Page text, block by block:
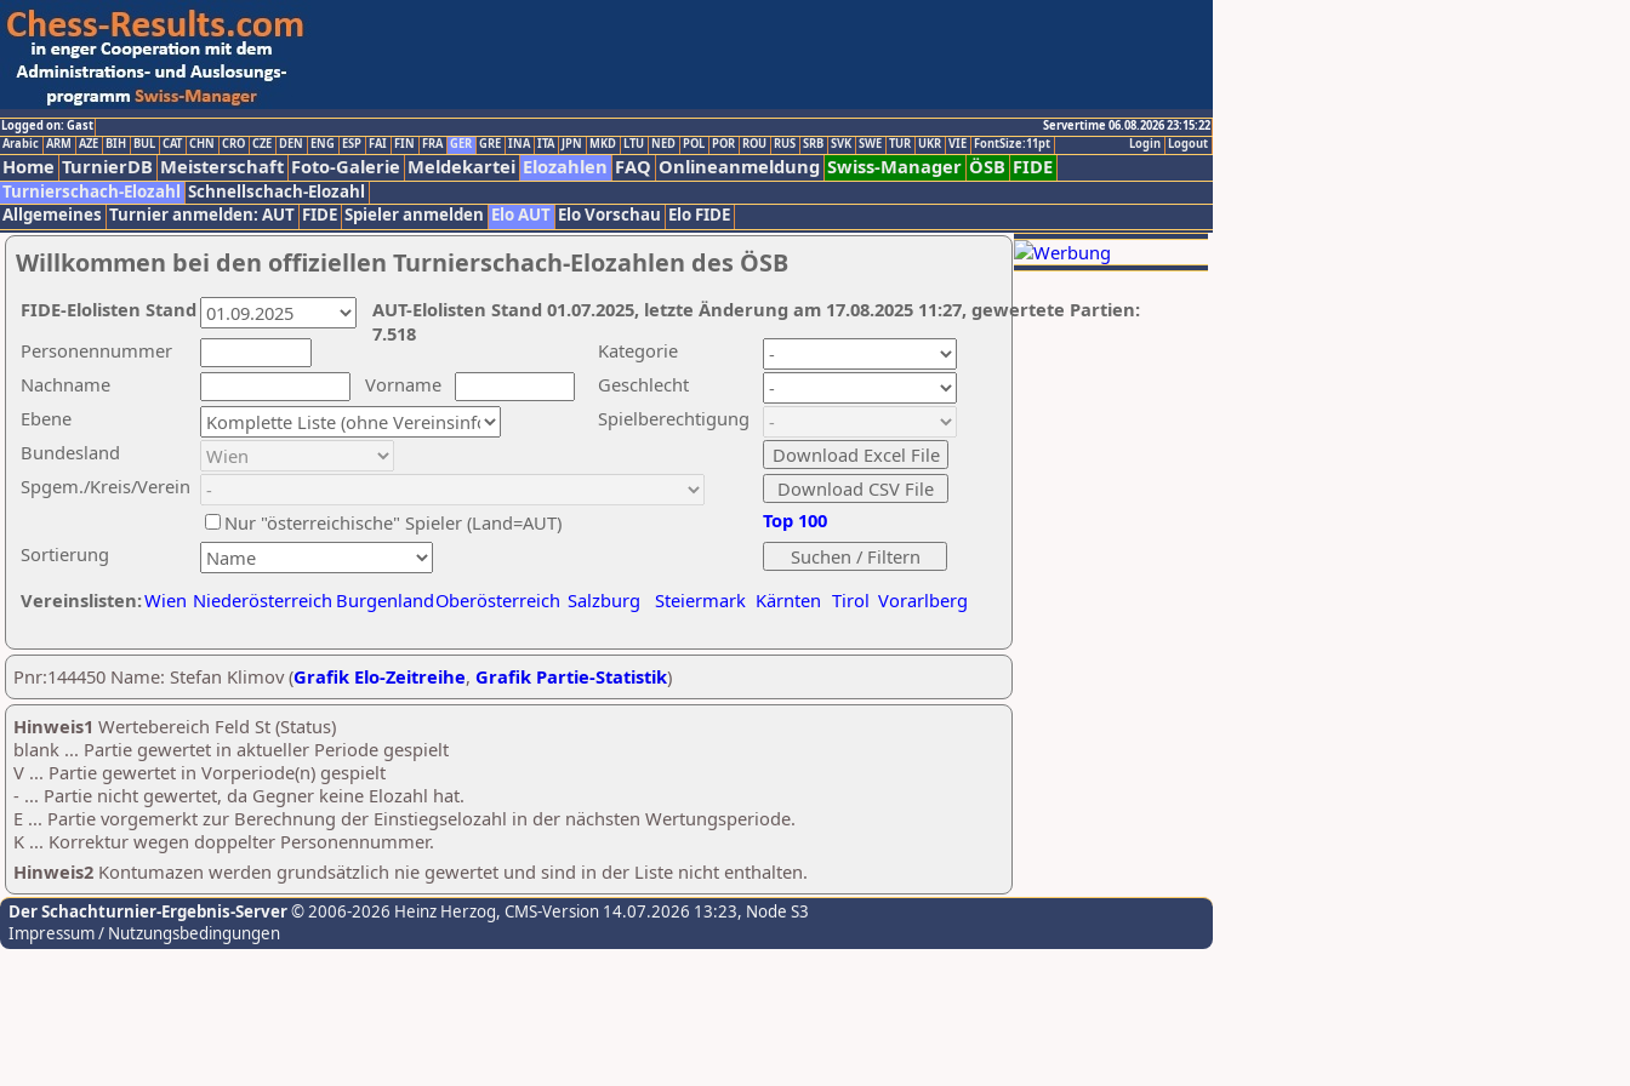
Logged on: Gast
Servertime 06.08.2026 23:15:22
Logout
Login
Arabic ARM AZE BIH BUL CAT CHN CRO CZE DEN ENG ESP FAI FIN FRA GER GRE INA ITA JPN MKD LTU NED POL POR ROU RUS SRB SVK SWE TUR UKR VIE FontSize:11pt
Home TurnierDB Meisterschaft Foto-Galerie Meldekartei Elozahlen FAQ Onlineanmeldung Swiss-Manager ÖSB FIDE
Turnierschach-Elozahl Schnellschach-Elozahl
Allgemeines Turnier anmelden: AUT FIDE Spieler anmelden Elo AUT Elo Vorschau Elo FIDE
Willkommen bei den offiziellen Turnierschach-Elozahlen des ÖSB
Nachname
Vorname
Ebene
Kategorie
Sortierung
Personennummer
Bundesland
Spgem./Kreis/Verein
Geschlecht
Nur "österreichische" Spieler (Land=AUT)
Spielberechtigung
Vereinslisten:Wien Niederösterreich BurgenlandOberösterreich Salzburg Steiermark Kärnten Tirol Vorarlberg
Top 100
AUT-Elolisten Stand 01.07.2025, letzte Änderung am 17.08.2025 11:27, gewertete Partien:
7.518
FIDE-Elolisten Stand
Pnr:144450 Name: Stefan Klimov (Grafik Elo-Zeitreihe, Grafik Partie-Statistik)
Hinweis1 Wertebereich Feld St (Status)
blank ... Partie gewertet in aktueller Periode gespielt
V ... Partie gewertet in Vorperiode(n) gespielt
- ... Partie nicht gewertet, da Gegner keine Elozahl hat.
E ... Partie vorgemerkt zur Berechnung der Einstiegselozahl in der nächsten Wertungsperiode.
K ... Korrektur wegen doppelter Personennummer.
Hinweis2 Kontumazen werden grundsätzlich nie gewertet und sind in der Liste nicht enthalten.
Der Schachturnier-Ergebnis-Server© 2006-2026 Heinz Herzog, CMS-Version 14.07.2026 13:23, Node S3
Impressum / Nutzungsbedingungen